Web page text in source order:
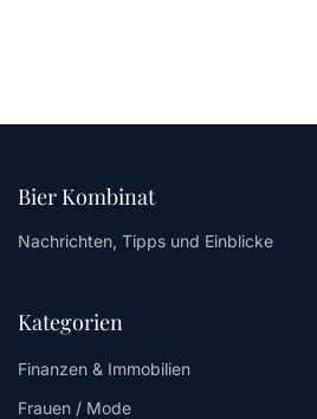
Bier Kombinat
Nachrichten, Tipps und Einblicke
Kategorien
Finanzen & Immobilien
Frauen / Mode